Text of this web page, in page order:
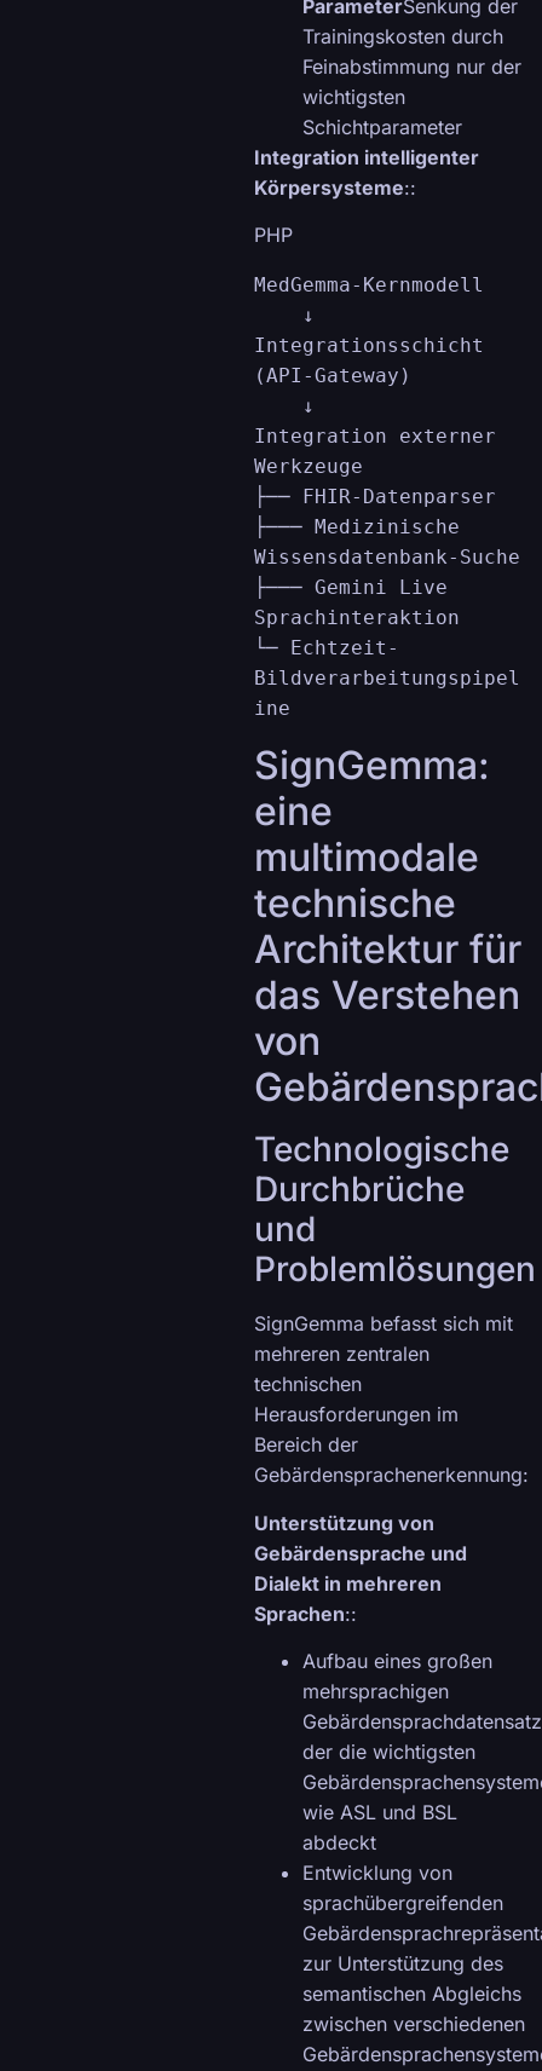
ParameterSenkung der
Trainingskosten durch
Feinabstimmung nur der
wichtigsten
Schichtparameter
Integration intelligenter
Körpersysteme::
PHP
MedGemma-Kernmodell
Integrationsschicht
(API-Gateway)
Integration externer
Werkzeuge
├── FHIR-Datenparser
├─── Medizinische
Wissensdatenbank-Suche
├─── Gemini Live
Sprachinteraktion
└─ Echtzeit-
Bildverarbeitungspipel
SignGemma:
eine
multimodale
technische
Architektur für
das Verstehen
von
Technologische
Durchbrüche
und
Problemlösungen
SignGemma befasst sich mit
mehreren zentralen
technischen
Herausforderungen im
Bereich der
Gebärdensprachenerkennung:
Unterstützung von
Gebärdensprache und
Dialekt in mehreren
Sprachen::
Aufbau eines großen
mehrsprachigen
der die wichtigsten
wie ASL und BSL
abdeckt
Entwicklung von
sprachübergreifenden
zur Unterstützung des
semantischen Abgleichs
zwischen verschiedenen